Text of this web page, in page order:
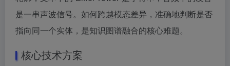
是一串声波信号。如何跨越模态差异，准确地判断是否
指向同一个实体，是知识图谱融合的核心难题。
核心技术方案